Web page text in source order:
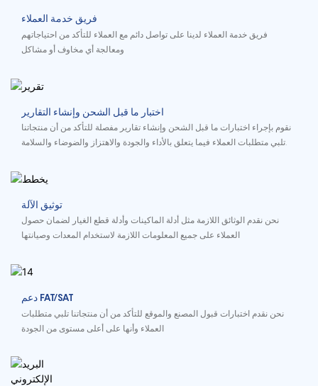
فريق خدمة العملاء
فريق خدمة العملاء لدينا على تواصل دائم مع العملاء للتأكد من احتياجاتهم
ومعالجة أي مخاوف أو مشاكل
اختبار ما قبل الشحن وإنشاء التقارير
نقوم بإجراء اختبارات ما قبل الشحن وإنشاء تقارير مفصلة للتأكد من أن منتجاتنا
تلبي متطلبات العملاء فيما يتعلق بالأداء والجودة والاهتزاز والضوضاء والسلامة.
توثيق الآلة
نحن نقدم الوثائق اللازمة مثل أدلة الماكينات وأدلة قطع الغيار لضمان حصول
العملاء على جميع المعلومات اللازمة لاستخدام المعدات وصيانتها
دعم FAT/SAT
نحن نقدم اختبارات قبول المصنع والموقع للتأكد من أن منتجاتنا تلبي متطلبات
العملاء وأنها على أعلى مستوى من الجودة